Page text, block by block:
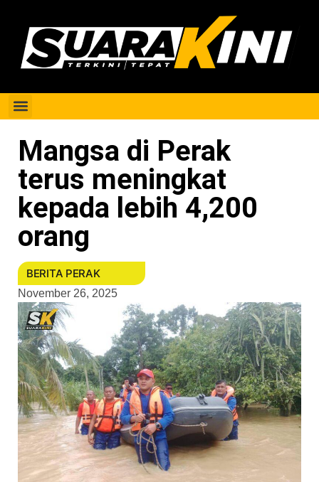
Mangsa di Perak
terus meningkat
kepada lebih 4,200
orang
BERITA PERAK
November 26, 2025